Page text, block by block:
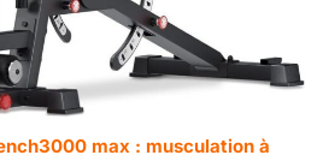
max : musculation à